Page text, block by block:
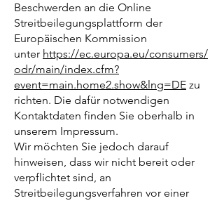
Beschwerden an die Online
Streitbeilegungsplattform der
Europäischen Kommission
unter https://ec.europa.eu/consumers/
odr/main/index.cfm?
event=main.home2.show&lng=DE zu
richten. Die dafür notwendigen
Kontaktdaten finden Sie oberhalb in
unserem Impressum.
Wir möchten Sie jedoch darauf
hinweisen, dass wir nicht bereit oder
verpflichtet sind, an
Streitbeilegungsverfahren vor einer